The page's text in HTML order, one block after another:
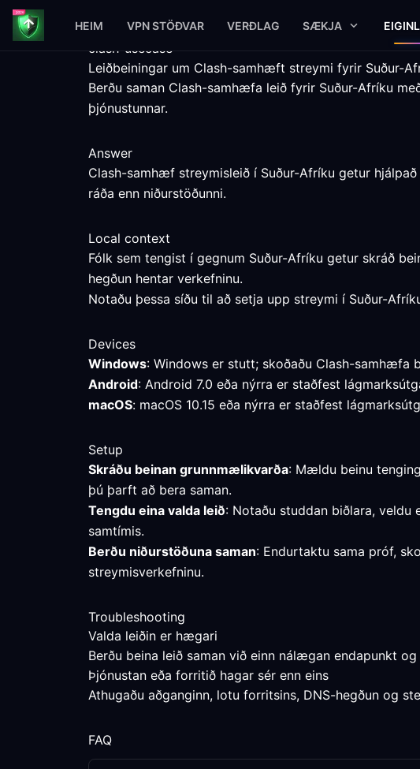
HEIM VPN STÖÐVAR VERÐLAG SÆKJA
clash-usecase
Leiðbeiningar um Clash-samhæft streymi fyrir Suður-
Berðu saman Clash-samhæfa leið fyrir Suður-Afríku
þjónustunnar.
Answer
Clash-samhæf streymisleið í Suður-Afríku getur
ráða enn niðurstöðunni.
Local context
Fólk sem tengist í gegnum Suður-Afríku getur skráð
hegðun hentar verkefninu.
Notaðu þessa síðu til að setja upp streymi í Suður-
Devices
Windows: Windows er stutt; skoðaðu Clash-samhæfa
Android: Android 7.0 eða nýrra er staðfest
macOS: macOS 10.15 eða nýrra er staðfest
Setup
Skráðu beinan grunnmælikvarða: Mældu beinu
þú þarft að bera saman.
Tengdu eina valda leið: Notaðu studdan biðlara, veldu
samtímis.
Berðu niðurstöðuna saman: Endurtaktu sama próf,
streymisverkefninu.
Troubleshooting
Valda leiðin er hægari
Berðu beina leið saman við einn nálægan endapunkt
Þjónustan eða forritið hagar sér enn eins
Athugaðu aðganginn, lotu forritsins, DNS-hegðun og
FAQ